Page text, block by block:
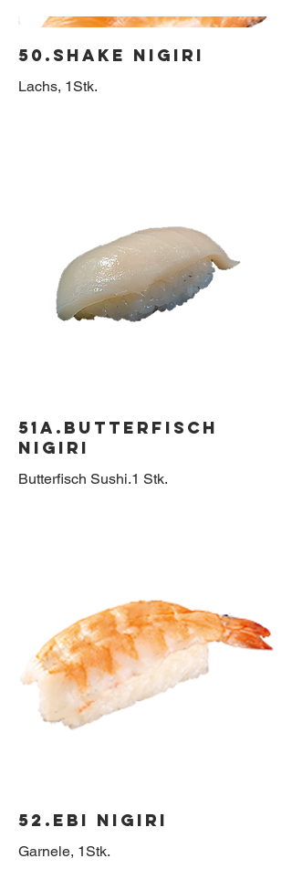
50.Shake Nigiri
51a.Butterfisch
Nigiri
Butterfisch Sushi.1 Stk.
52.Ebi Nigiri